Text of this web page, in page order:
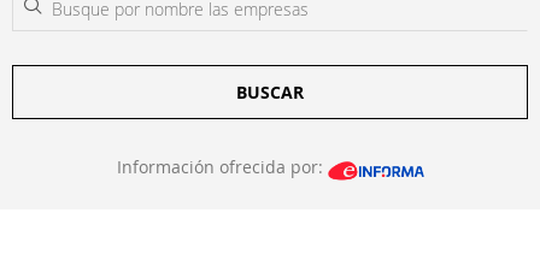
BUSCAR
Información ofrecida por: